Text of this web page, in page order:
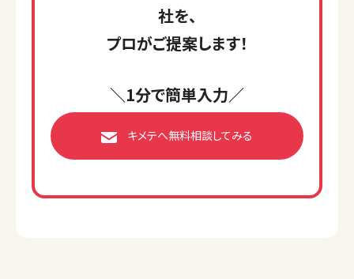
社を、
プロがご提案します！
＼1分で簡単入力／
キメテへ無料相談してみる